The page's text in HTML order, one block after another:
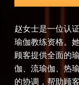
赵女士是一位认
瑜伽教练资格。
顾客提供全面的
伽、流瑜伽、热
的协调，帮助顾